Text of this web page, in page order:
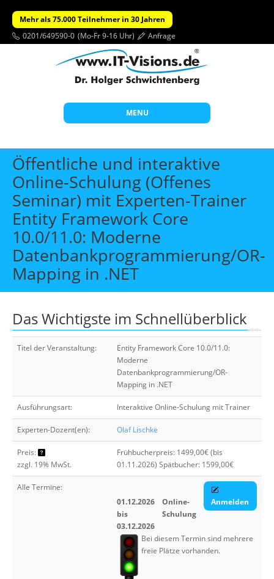
Mehr als 75.000 Teilnehmer in 30 Jahren
0201/649590-0 (Mo-Fr 9-16 Uhr) Anfrage
MENU
Start
Themen
Beratung
Individuelle Schulungen
Offene Seminare
Wissen
Über uns
Öffentliche und interaktive
Online-Schulung (Offenes
Seminar) mit Experten-Trainer
Entity Framework Core
10.0/11.0: Moderne
Datenbankprogrammierung/OR-
Mapping in .NET
Das Wichtigste im Schnellüberblick
Titel der Veranstaltung:
Entity Framework Core 10.0/11.0:
Moderne
Datenbankprogrammierung/OR-
Mapping in .NET
Ausführungsart: Interaktive Online-Schulung mit Trainer
Experten-Dozent(en): Olaf Lischke
Preis:
zzgl. 19% MwSt.
Frühbucherpreis: 1499,00€ (bis
01.11.2026) Spätbucher: 1599,00€
Alle Termine:
01.12.2026
bis
03.12.2026
Online-
Schulung
Anmelden
Bei diesem Termin sind mehrere
freie Plätze vorhanden.